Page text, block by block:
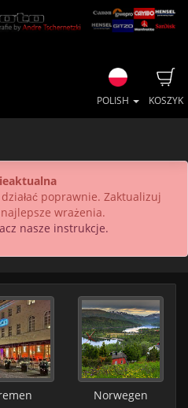
KOSZYK
POLISH
poprawnie. Zaktualizuj
wrażenia.
nasze instrukcje.
Norwegen